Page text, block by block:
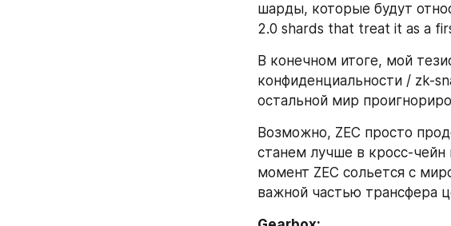
шарды, которые будут
2.0 shards that treat it as a
В конечном итоге, мой
конфиденциальности / zk-
остальной мир
Возможно, ZEC просто
станем лучше в кросс-
момент ZEC сольется с
важной частью трансфера